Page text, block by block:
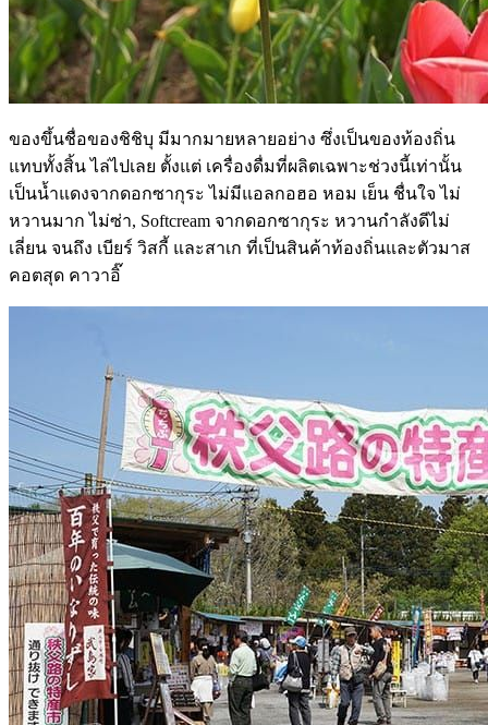
ของขึ้นชื่อของชิชิบุ มีมากมายหลายอย่าง ซึ่งเป็นของท้องถิ่น
แทบทั้งสิ้น ไล่ไปเลย ตั้งแต่ เครื่องดื่มที่ผลิตเฉพาะช่วงนี้เท่านั้น
เป็นน้ำแดงจากดอกซากุระ ไม่มีแอลกอฮอ หอม เย็น ชื่นใจ ไม่
หวานมาก ไม่ซ่า, Softcream จากดอกซากุระ หวานกำลังดีไม่
เลี่ยน จนถึง เบียร์ วิสกี้ และสาเก ที่เป็นสินค้าท้องถิ่นและตัวมาส
คอตสุด คาวาอิ๊